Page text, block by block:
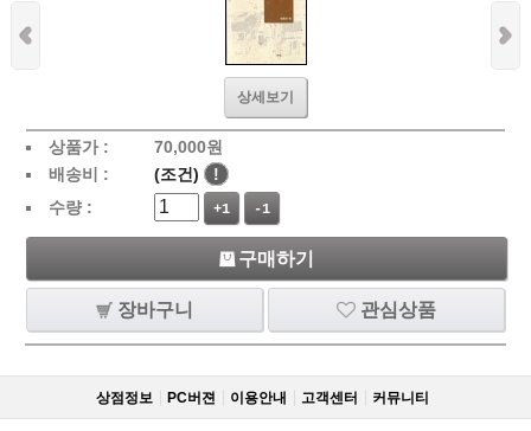
상세보기
상품가 : 70,000원
배송비 :
(조건)
!
수량 :
+1 -1
구매하기
장바구니 관심상품
상점정보 PC버젼 이용안내 고객센터 커뮤니티